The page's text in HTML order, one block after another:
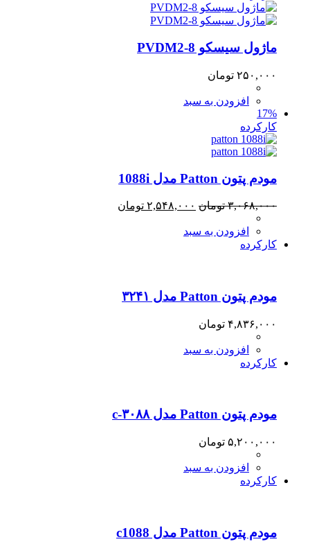
ماژول سیسکو PVDM2-8
۲۵۰,۰۰۰ تومان
افزودن به سبد
17%
کارکرده
مودم پتون Patton مدل 1088i
۳,۰۶۸,۰۰۰ تومان قیمت
۲,۵۴۸,۰۰۰ تومان
افزودن به سبد
کارکرده
مودم پتون Patton مدل ۳۲۴۱
۴,۸۳۶,۰۰۰ تومان
افزودن به سبد
کارکرده
مودم پتون Patton مدل ۳۰۸۸-c
۵,۲۰۰,۰۰۰ تومان
افزودن به سبد
کارکرده
مودم پتون Patton مدل c1088